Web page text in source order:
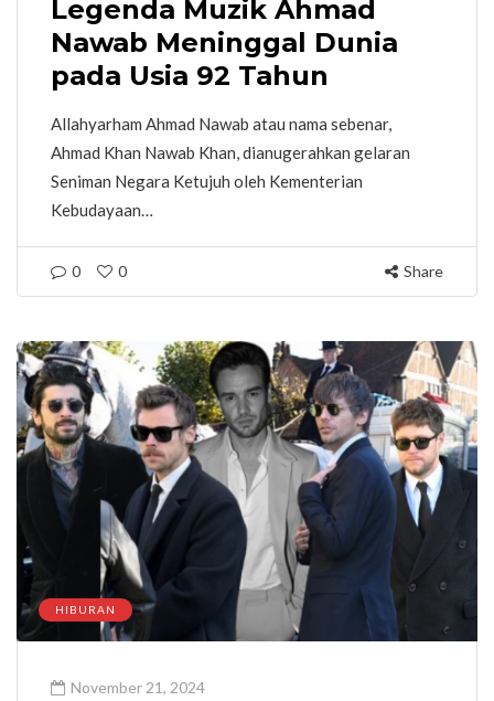
Legenda Muzik Ahmad
Nawab Meninggal Dunia
pada Usia 92 Tahun
Allahyarham Ahmad Nawab atau nama sebenar,
Ahmad Khan Nawab Khan, dianugerahkan gelaran
Seniman Negara Ketujuh oleh Kementerian
Kebudayaan…
0 0 Share
HIBURAN
November 21, 2024